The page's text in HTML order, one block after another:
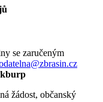
se zaručeným
žádost, občanský